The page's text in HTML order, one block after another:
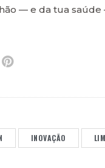
— e da tua
INOVAÇÃO